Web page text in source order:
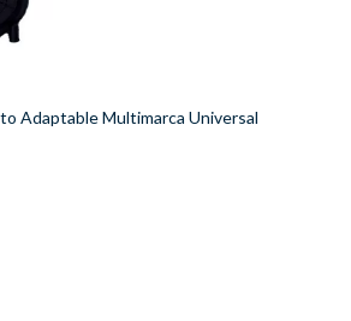
Adaptable Multimarca Universal